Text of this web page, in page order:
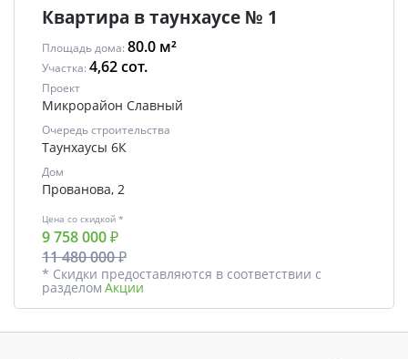
Квартира в таунхаусе № 1
Площадь дома: 80.0 м²
Участка: 4,62 сот.
Проект
Микрорайон Славный
Очередь строительства
Таунхаусы 6К
Дом
Прованова, 2
Цена со скидкой *
9 758 000 ₽
11 480 000 ₽
* Скидки предоставляются в соответствии с
разделом Акции